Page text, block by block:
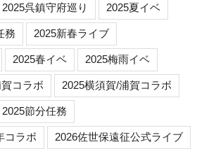
2025呉鎮守府巡り 2025夏イベ
務 2025新春ライブ
2025春イベ 2025梅雨イベ
コラボ 2025横須賀/浦賀コラボ
2025節分任務
コラボ 2026佐世保遠征公式ライブ